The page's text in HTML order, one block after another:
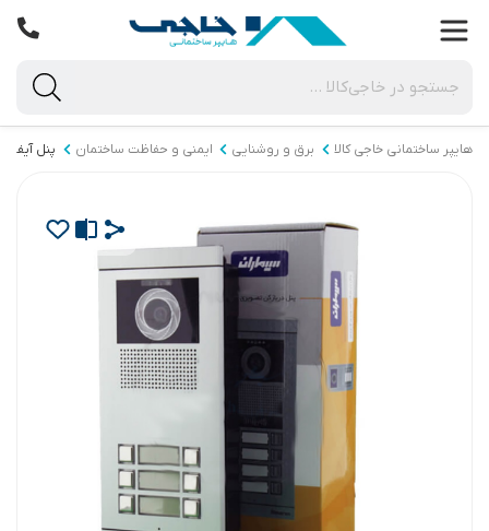
هایپر ساختمانی خاجی‌ کالا برق و روشنایی ایمنی و حفاظت ساختمان پنل